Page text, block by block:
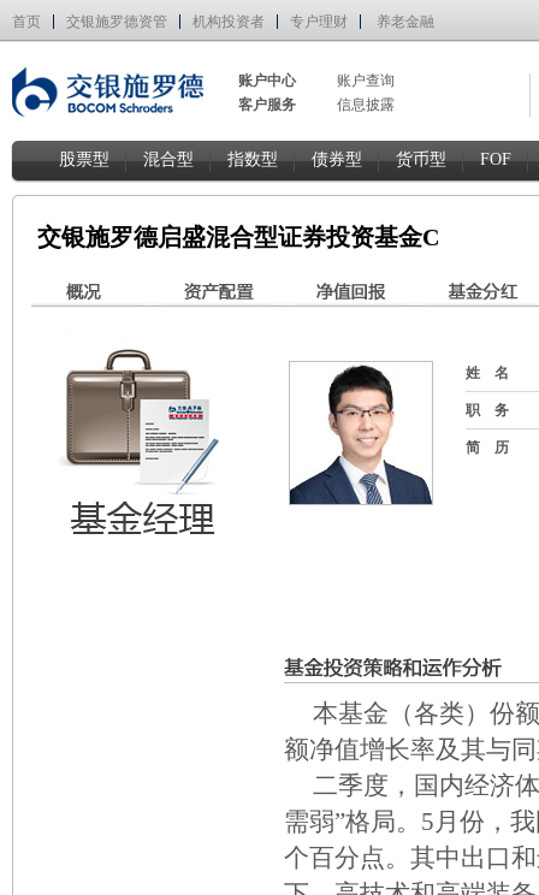
首页 交银施罗德资管 机构投资者 专户理财 养老金融
账户中心
账户查询
客户服务
信息披露
股票型 混合型 指数型 债券型 货币型 FOF
交银施罗德启盛混合型证券投资基金C
姓 名
职 务
简 历
本基金（各类）份
额净值增长率及其与
二季度，国内经济
需弱”格局。5月份，
个百分点。其中出口